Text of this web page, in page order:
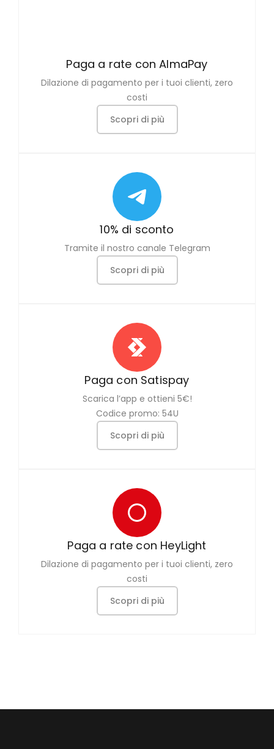
Paga a rate con AlmaPay
Dilazione di pagamento per i tuoi clienti, zero
costi
Scopri di più
10% di sconto
Tramite il nostro canale Telegram
Scopri di più
Paga con Satispay
Scarica l’app e ottieni 5€!
Codice promo: 54U
Scopri di più
Paga a rate con HeyLight
Dilazione di pagamento per i tuoi clienti, zero
costi
Scopri di più